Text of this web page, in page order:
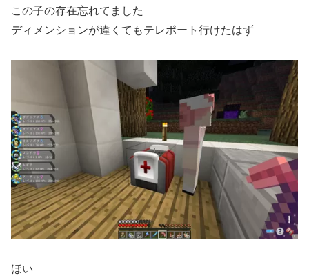
この子の存在忘れてました
ディメンションが違くてもテレポート行けたはず
ほい